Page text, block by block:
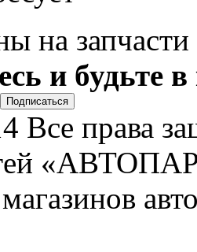
на запчасти
и будьте в
Все права